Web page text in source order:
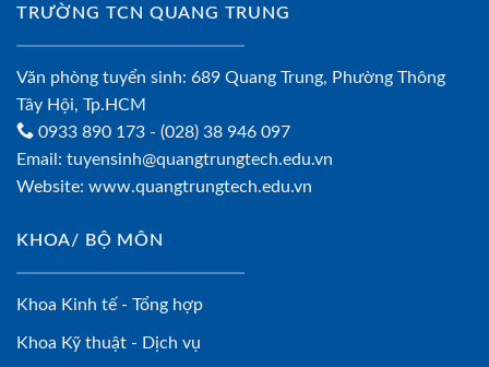
TRƯỜNG TCN QUANG TRUNG
Văn phòng tuyển sinh: 689 Quang Trung, Phường Thông
Tây Hội, Tp.HCM
0933 890 173 - (028) 38 946 097
Email: tuyensinh@quangtrungtech.edu.vn
Website: www.quangtrungtech.edu.vn
KHOA/ BỘ MÔN
Khoa Kinh tế - Tổng hợp
Khoa Kỹ thuật - Dịch vụ